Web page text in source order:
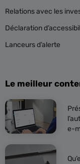
Relations avec les
Déclaration
Lanceurs d’alerte
Le meilleur
e-